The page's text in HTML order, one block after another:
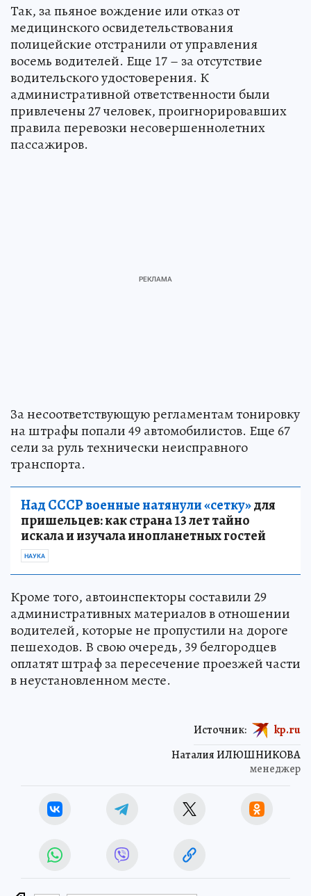
Так, за пьяное вождение или отказ от
медицинского освидетельствования
полицейские отстранили от управления
восемь водителей. Еще 17 – за отсутствие
водительского удостоверения. К
административной ответственности были
привлечены 27 человек, проигнорировавших
правила перевозки несовершеннолетних
пассажиров.
За несоответствующую регламентам тонировку
на штрафы попали 49 автомобилистов. Еще 67
сели за руль технически неисправного
транспорта.
Над СССР военные натянули «сетку»для
пришельцев: как страна 13 лет тайно
искала и изучала инопланетных гостей
НАУКА
Кроме того, автоинспекторы составили 29
административных материалов в отношении
водителей, которые не пропустили на дороге
пешеходов. В свою очередь, 39 белгородцев
оплатят штраф за пересечение проезжей части
в неустановленном месте.
Наталия ИЛЮШНИКОВА
менеджер
Источник: kp.ru